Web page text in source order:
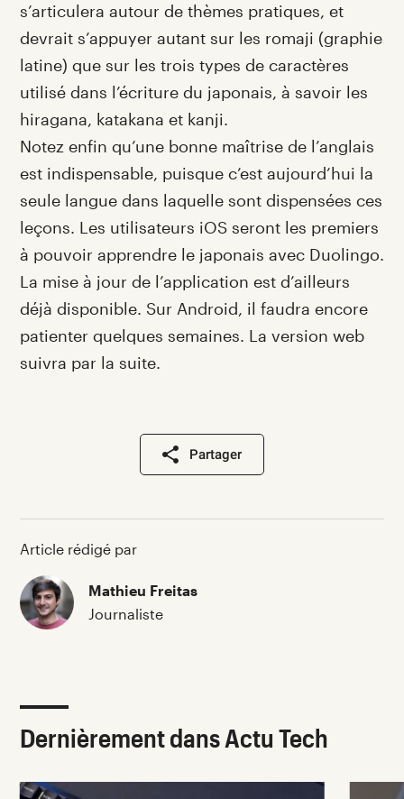
s’articulera autour de thèmes pratiques, et
devrait s’appuyer autant sur les romaji (graphie
latine) que sur les trois types de caractères
utilisé dans l’écriture du japonais, à savoir les
hiragana, katakana et kanji.
Notez enfin qu’une bonne maîtrise de l’anglais
est indispensable, puisque c’est aujourd’hui la
seule langue dans laquelle sont dispensées ces
leçons. Les utilisateurs iOS seront les premiers
à pouvoir apprendre le japonais avec Duolingo.
La mise à jour de l’application est d’ailleurs
déjà disponible. Sur Android, il faudra encore
patienter quelques semaines. La version web
suivra par la suite.
Partager
Article rédigé par
Mathieu Freitas
Journaliste
Dernièrement dans Actu Tech